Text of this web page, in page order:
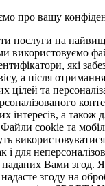
про вашу
послуги на
використовуємо
які
а після
цілей та
інтересів, а також
Файли cookie та
і для
наданих Вами згод.
згоду на